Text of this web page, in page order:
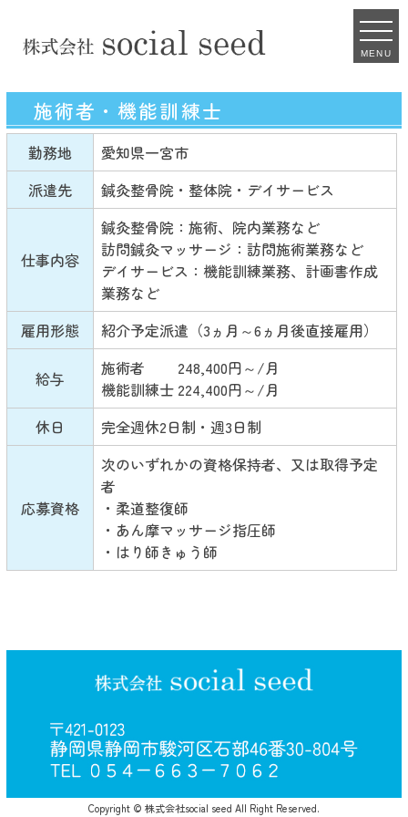
MENU
施術者・機能訓練士
勤務地
愛知県一宮市
派遣先
鍼灸整骨院・整体院・デイサービス
仕事内容
鍼灸整骨院：施術、院内業務など
訪問鍼灸マッサージ：訪問施術業務など
デイサービス：機能訓練業務、計画書作成
業務など
雇用形態
紹介予定派遣（3ヵ月～6ヵ月後直接雇用）
給与
施術者 248,400円～/月
機能訓練士 224,400円～/月
休日
完全週休2日制・週3日制
応募資格
次のいずれかの資格保持者、又は取得予定
者
・柔道整復師
・あん摩マッサージ指圧師
・はり師きゅう師
Copyright © 株式会社social seed All Right Reserved.